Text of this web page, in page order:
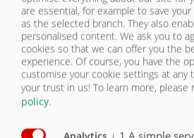
are essential, for example to save
as the selected branch. They also
personalised content. We ask you to
cookies so that we can offer you the
experience. Of course, you have the
customise your cookie settings at any
your trust in us! To learn more, please
policy.